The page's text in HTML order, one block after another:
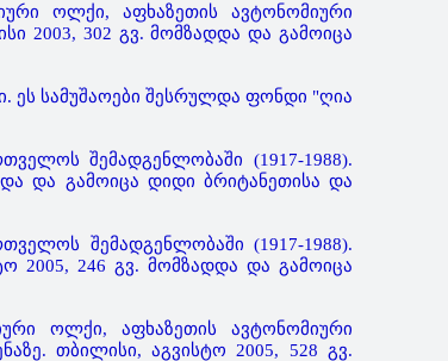
ოლქი, აფხაზეთის ავტონომიური
2003, 302 გვ. მომზადდა და გამოიცა
ეს სამუშაოები შესრულდა ფონდი "ღია
შემადგენლობაში (1917-1988).
და გამოიცა დიდი ბრიტანეთისა და
შემადგენლობაში (1917-1988).
2005, 246 გვ. მომზადდა და გამოიცა
ოლქი, აფხაზეთის ავტონომიური
თბილისი, აგვისტო 2005, 528 გვ.